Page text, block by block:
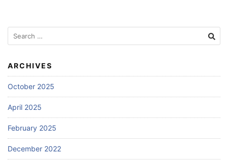
Search
for:
ARCHIVES
October 2025
April 2025
February 2025
December 2022